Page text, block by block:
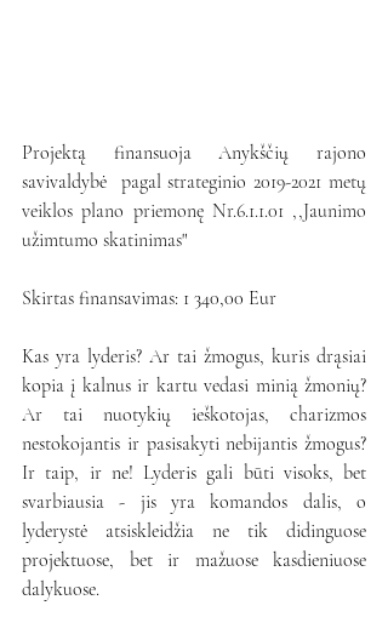
Projektą finansuoja Anykščių rajono
savivaldybė pagal strateginio 2019-2021 metų
veiklos plano priemonę Nr.6.1.1.01 ,,Jaunimo
užimtumo skatinimas"
Skirtas finansavimas: 1 340,00 Eur
Kas yra lyderis? Ar tai žmogus, kuris drąsiai
kopia į kalnus ir kartu vedasi minią žmonių?
Ar tai nuotykių ieškotojas, charizmos
nestokojantis ir pasisakyti nebijantis žmogus?
Ir taip, ir ne! Lyderis gali būti visoks, bet
svarbiausia - jis yra komandos dalis, o
lyderystė atsiskleidžia ne tik didinguose
projektuose, bet ir mažuose kasdieniuose
dalykuose.